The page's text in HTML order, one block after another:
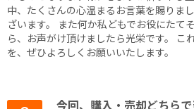
中、たくさんの心温まるお言葉を賜りま
ざいます。 また何か私どもでお役にたて
ら、お声がけ頂けましたら光栄です。 こ
を、ぜひよろしくお願いいたします。
今回、購入・売却どちら